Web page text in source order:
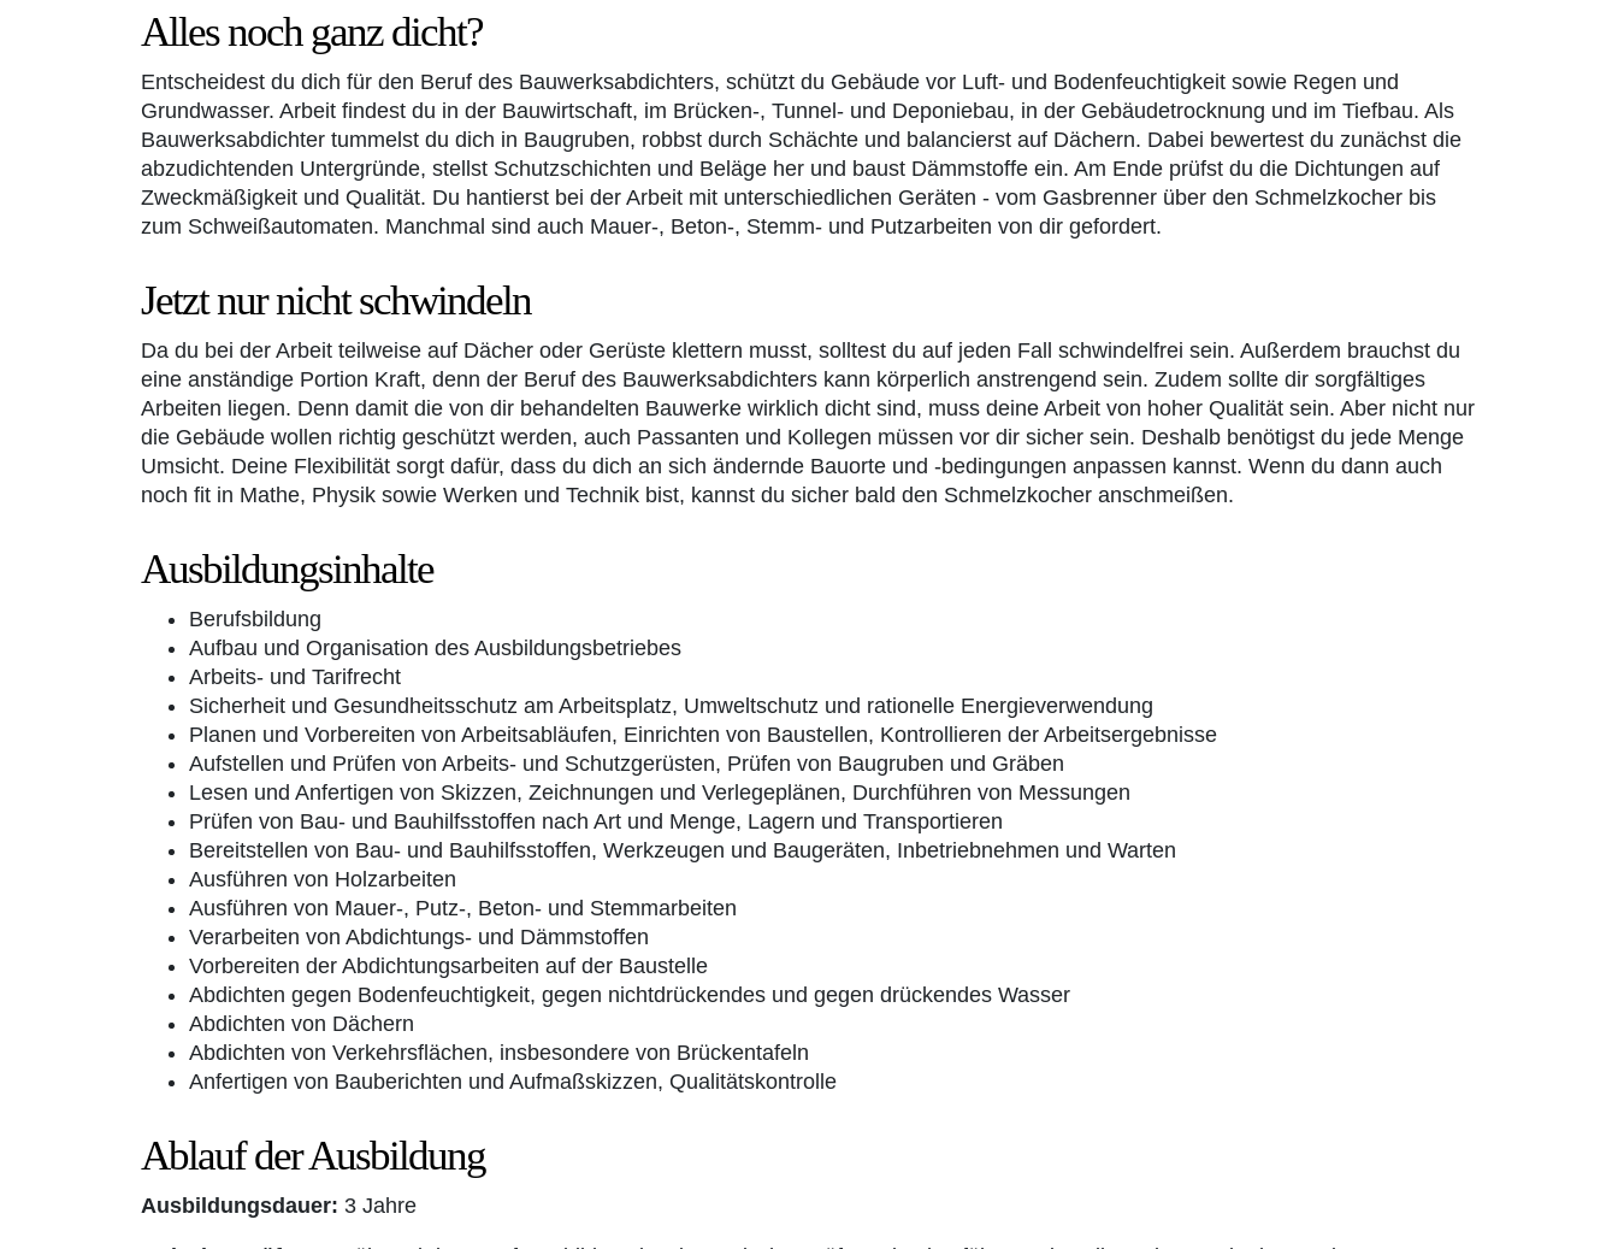
Alles noch ganz dicht?
Entscheidest du dich für den Beruf des Bauwerksabdichters, schützt du Gebäude vor Luft- und Bodenfeuchtigkeit sowie Regen und
Grundwasser. Arbeit findest du in der Bauwirtschaft, im Brücken-, Tunnel- und Deponiebau, in der Gebäudetrocknung und im Tiefbau. Als
Bauwerksabdichter tummelst du dich in Baugruben, robbst durch Schächte und balancierst auf Dächern. Dabei bewertest du zunächst die
abzudichtenden Untergründe, stellst Schutzschichten und Beläge her und baust Dämmstoffe ein. Am Ende prüfst du die Dichtungen auf
Zweckmäßigkeit und Qualität. Du hantierst bei der Arbeit mit unterschiedlichen Geräten - vom Gasbrenner über den Schmelzkocher bis
zum Schweißautomaten. Manchmal sind auch Mauer-, Beton-, Stemm- und Putzarbeiten von dir gefordert.
Jetzt nur nicht schwindeln
Da du bei der Arbeit teilweise auf Dächer oder Gerüste klettern musst, solltest du auf jeden Fall schwindelfrei sein. Außerdem brauchst du
eine anständige Portion Kraft, denn der Beruf des Bauwerksabdichters kann körperlich anstrengend sein. Zudem sollte dir sorgfältiges
Arbeiten liegen. Denn damit die von dir behandelten Bauwerke wirklich dicht sind, muss deine Arbeit von hoher Qualität sein. Aber nicht nur
die Gebäude wollen richtig geschützt werden, auch Passanten und Kollegen müssen vor dir sicher sein. Deshalb benötigst du jede Menge
Umsicht. Deine Flexibilität sorgt dafür, dass du dich an sich ändernde Bauorte und -bedingungen anpassen kannst. Wenn du dann auch
noch fit in Mathe, Physik sowie Werken und Technik bist, kannst du sicher bald den Schmelzkocher anschmeißen.
Ausbildungsinhalte
Berufsbildung
Aufbau und Organisation des Ausbildungsbetriebes
Arbeits- und Tarifrecht
Sicherheit und Gesundheitsschutz am Arbeitsplatz, Umweltschutz und rationelle Energieverwendung
Planen und Vorbereiten von Arbeitsabläufen, Einrichten von Baustellen, Kontrollieren der Arbeitsergebnisse
Aufstellen und Prüfen von Arbeits- und Schutzgerüsten, Prüfen von Baugruben und Gräben
Lesen und Anfertigen von Skizzen, Zeichnungen und Verlegeplänen, Durchführen von Messungen
Prüfen von Bau- und Bauhilfsstoffen nach Art und Menge, Lagern und Transportieren
Bereitstellen von Bau- und Bauhilfsstoffen, Werkzeugen und Baugeräten, Inbetriebnehmen und Warten
Ausführen von Holzarbeiten
Ausführen von Mauer-, Putz-, Beton- und Stemmarbeiten
Verarbeiten von Abdichtungs- und Dämmstoffen
Vorbereiten der Abdichtungsarbeiten auf der Baustelle
Abdichten gegen Bodenfeuchtigkeit, gegen nichtdrückendes und gegen drückendes Wasser
Abdichten von Dächern
Abdichten von Verkehrsflächen, insbesondere von Brückentafeln
Anfertigen von Bauberichten und Aufmaßskizzen, Qualitätskontrolle
Ablauf der Ausbildung
Ausbildungsdauer: 3 Jahre